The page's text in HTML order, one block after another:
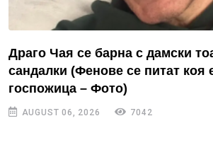
Драго Чая се барна с дамски
сандалки (Фенове се питат коя
госпожица – Фото)
AUGUST 06, 2026 7042